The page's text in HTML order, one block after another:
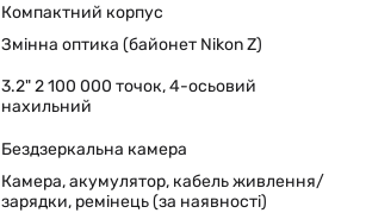
Компактний корпус
Змінна оптика (байонет Nikon Z)
3.2" 2 100 000 точок, 4-осьовий
нахильний
Бездзеркальна камера
Камера, акумулятор, кабель живлення/
зарядки, ремінець (за наявності)